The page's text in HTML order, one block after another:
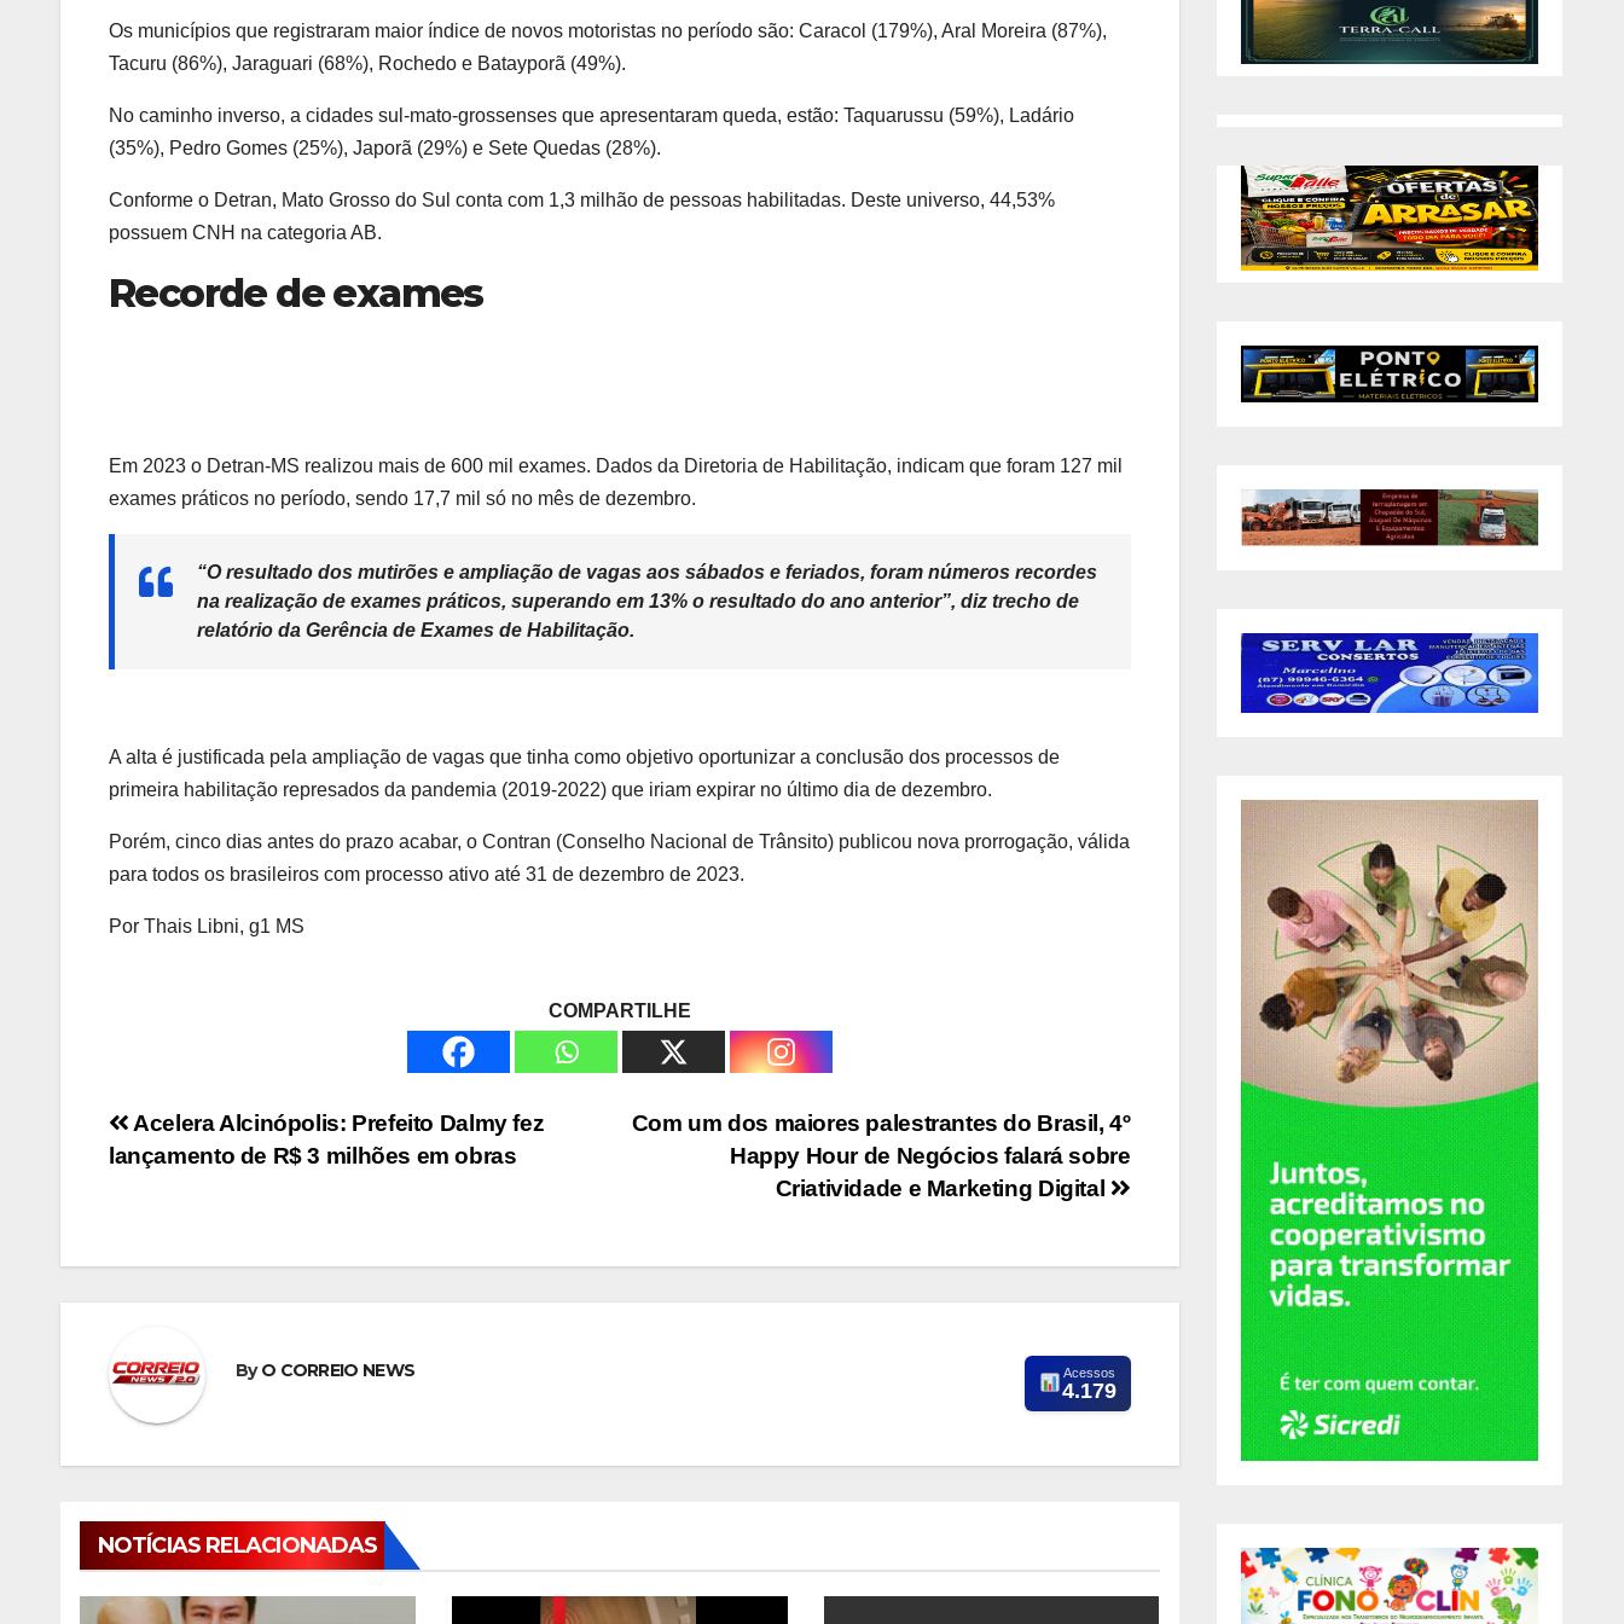
Os municípios que registraram maior índice de novos motoristas no período são: Caracol (179%), Aral Moreira (87%),
Tacuru (86%), Jaraguari (68%), Rochedo e Batayporã (49%).
No caminho inverso, a cidades sul-mato-grossenses que apresentaram queda, estão: Taquarussu (59%), Ladário
(35%), Pedro Gomes (25%), Japorã (29%) e Sete Quedas (28%).
Conforme o Detran, Mato Grosso do Sul conta com 1,3 milhão de pessoas habilitadas. Deste universo, 44,53%
possuem CNH na categoria AB.
Recorde de exames
Em 2023 o Detran-MS realizou mais de 600 mil exames. Dados da Diretoria de Habilitação, indicam que foram 127 mil
exames práticos no período, sendo 17,7 mil só no mês de dezembro.
“O resultado dos mutirões e ampliação de vagas aos sábados e feriados, foram números recordes
na realização de exames práticos, superando em 13% o resultado do ano anterior”, diz trecho de
relatório da Gerência de Exames de Habilitação.
A alta é justificada pela ampliação de vagas que tinha como objetivo oportunizar a conclusão dos processos de
primeira habilitação represados da pandemia (2019-2022) que iriam expirar no último dia de dezembro.
Porém, cinco dias antes do prazo acabar, o Contran (Conselho Nacional de Trânsito) publicou nova prorrogação, válida
para todos os brasileiros com processo ativo até 31 de dezembro de 2023.
Por Thais Libni, g1 MS
COMPARTILHE
Navegação
de
Com um dos maiores palestrantes do Brasil, 4º
Happy Hour de Negócios falará sobre
Criatividade e Marketing Digital
Acelera Alcinópolis: Prefeito Dalmy fez
lançamento de R$ 3 milhões em obras
ByO CORREIO NEWS Acessos
4.179
NOTÍCIAS RELACIONADAS